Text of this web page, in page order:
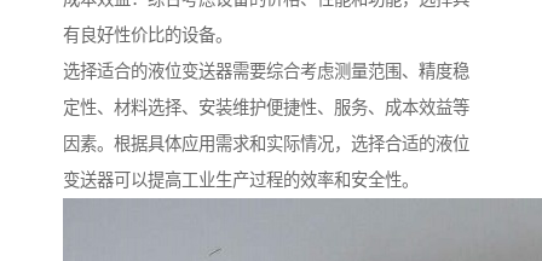
有良好性价比的设备。
选择适合的液位变送器需要综合考虑测量范围、精度稳
定性、材料选择、安装维护便捷性、服务、成本效益等
因素。根据具体应用需求和实际情况，选择合适的液位
变送器可以提高工业生产过程的效率和安全性。